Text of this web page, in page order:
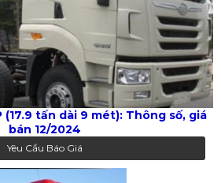
(17.9 tấn dài 9 mét): Thông số, giá
bán 12/2024
Yêu Cầu Báo Giá